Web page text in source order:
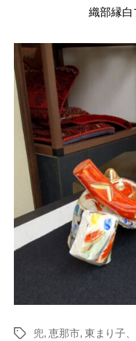
織部縁白
Tags 兜,恵那市, 東まり子、